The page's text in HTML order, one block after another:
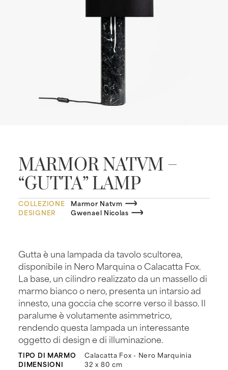
MARMOR NATVM –
“GUTTA” LAMP
COLLEZIONE
Marmor Natvm
DESIGNER
Gwenael Nicolas
Gutta è una lampada da tavolo scultorea,
disponibile in Nero Marquina o Calacatta Fox.
La base, un cilindro realizzato da un massello di
marmo bianco o nero, presenta un intarsio ad
innesto, una goccia che scorre verso il basso. Il
paralume è volutamente asimmetrico,
rendendo questa lampada un interessante
oggetto di design e di illuminazione.
TIPO DI MARMO
Calacatta Fox - Nero Marquinia
DIMENSIONI
32 x 80 cm